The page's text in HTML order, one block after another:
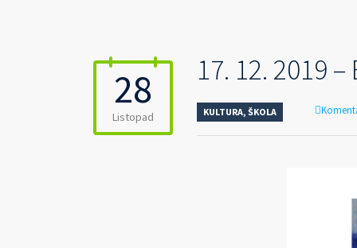
28
Listopad
17. 12. 2019
KULTURA, ŠKOLA